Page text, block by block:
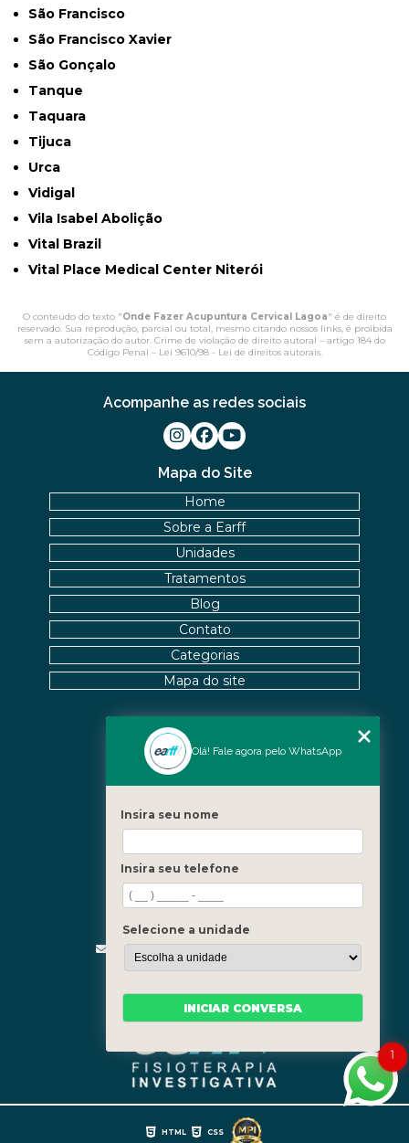
São Francisco
São Francisco Xavier
São Gonçalo
Tanque
Taquara
Tijuca
Urca
Vidigal
Vila Isabel Abolição
Vital Brazil
Vital Place Medical Center Niterói
O conteúdo do texto "Onde Fazer Acupuntura Cervical Lagoa" é de direito
reservado. Sua reprodução, parcial ou total, mesmo citando nossos links, é proibida
sem a autorização do autor. Crime de violação de direito autoral – artigo 184 do
Código Penal – Lei 9610/98 - Lei de direitos autorais.
Fale Conosco
(21) 3619-5657
(21) 99390-3850
contato@fisioterapiainvestigativa.com
Segunda a sexta, das 7h às 21h
Nossas Unidades
Barra - Rio de Janeiro
Mapa do Site
Home
Sobre a Earff
Unidades
Tratamentos
Blog
Contato
Categorias
Mapa do site
Acompanhe as redes sociais
HTML CSS
1
Olá! Fale agora pelo WhatsApp
Insira seu nome
Insira seu telefone
Selecione a unidade
INICIAR CONVERSA